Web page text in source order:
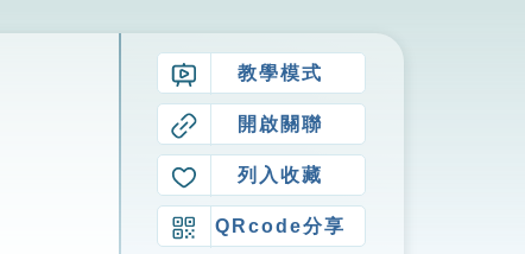
教學模式
開啟關聯
列入收藏
QRcode分享